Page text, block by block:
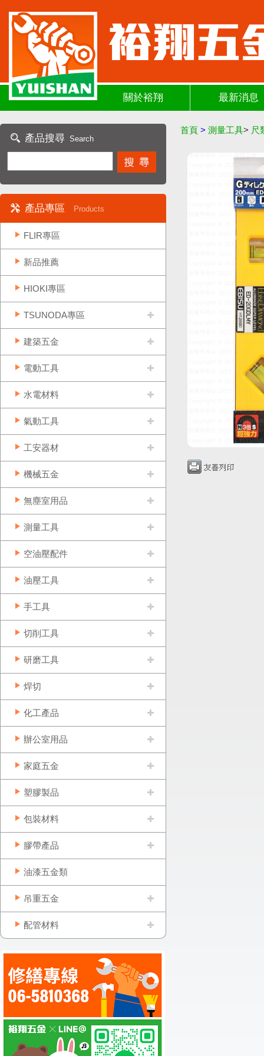
關於裕翔 最新消息
產品搜尋 Search
產品專區 Products
FLIR專區
新品推薦
HIOKI專區
TSUNODA專區
建築五金
電動工具
水電材料
氣動工具
工安器材
機械五金
無塵室用品
測量工具
空油壓配件
油壓工具
手工具
切削工具
研磨工具
焊切
化工產品
辦公室用品
家庭五金
塑膠製品
包裝材料
膠帶產品
油漆五金類
吊重五金
配管材料
首頁 > 測量工具> 尺